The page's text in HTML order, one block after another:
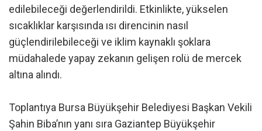
edilebileceği değerlendirildi. Etkinlikte, yükselen
sıcaklıklar karşısında ısı direncinin nasıl
güçlendirilebileceği ve iklim kaynaklı şoklara
müdahalede yapay zekanın gelişen rolü de mercek
altına alındı.
Toplantıya Bursa Büyükşehir Belediyesi Başkan Vekili
Şahin Biba’nın yanı sıra Gaziantep Büyükşehir